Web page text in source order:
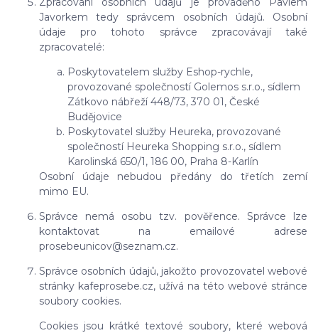
Javorkem tedy správcem osobních údajů. Osobní
údaje pro tohoto správce zpracovávají také
zpracovatelé:
Poskytovatelem služby Eshop-rychle,
provozované společností Golemos s.r.o., sídlem
Zátkovo nábřeží 448/73, 370 01, České
Budějovice
Poskytovatel služby Heureka, provozované
společností Heureka Shopping s.r.o., sídlem
Karolinská 650/1, 186 00, Praha 8-Karlín
Osobní údaje nebudou předány do třetích zemí
mimo EU.
Správce nemá osobu tzv. pověřence. Správce lze
kontaktovat na emailové adrese
prosebeunicov@seznam.cz.
Správce osobních údajů, jakožto provozovatel webové
stránky kafeprosebe.cz, užívá na této webové stránce
soubory cookies.
Cookies jsou krátké textové soubory, které webová